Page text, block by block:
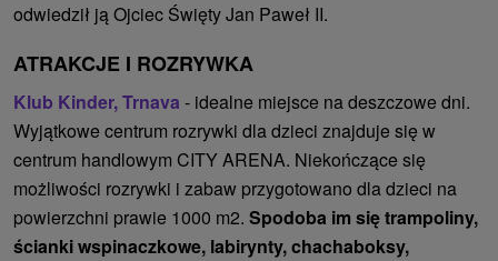
odwiedził ją Ojciec Święty Jan Paweł II.
ATRAKCJE I ROZRYWKA
Klub Kinder, Trnava - idealne miejsce na deszczowe dni.
Wyjątkowe centrum rozrywki dla dzieci znajduje się w
centrum handlowym CITY ARENA. Niekończące się
możliwości rozrywki i zabaw przygotowano dla dzieci na
powierzchni prawie 1000 m2. Spodoba im się trampoliny,
ścianki wspinaczkowe, labirynty, chachaboksy,